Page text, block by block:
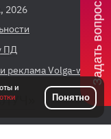
и
Понятно
2026
ПД
реклама Volga-web Задать вопрос